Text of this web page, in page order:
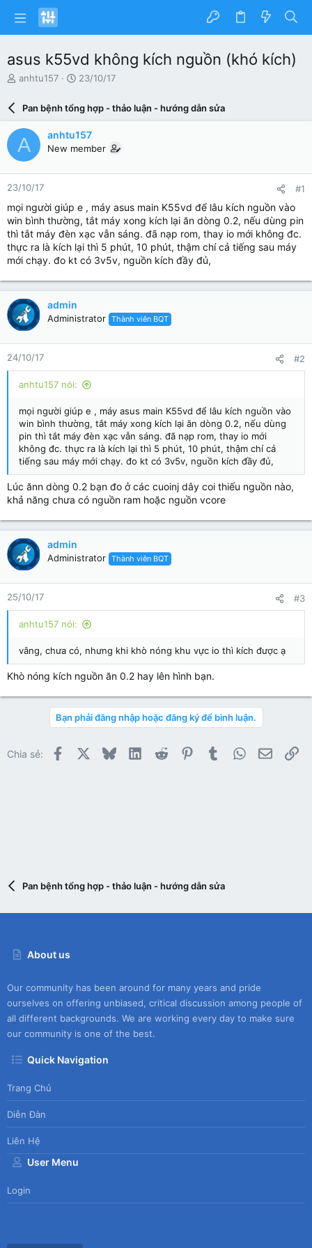
asus k55vd không kích nguồn (khó kích)
N
ư
ờ
i
k
h
ở
i
t
ạ
o
anhtu157
N
y
ử
i
23/10/17
Pan bệnh tổng hợp - thảo luận - hướng dẫn sửa
A anhtu157
New member
23/10/17 #1
mọi người giúp e , máy asus main K55vd để lâu kích nguồn vào
win bình thường, tắt máy xong kích lại ăn dòng 0.2, nếu dùng pin
thì tắt máy đèn xạc vẫn sáng. đã nạp rom, thay io mới không đc.
thực ra là kích lại thì 5 phút, 10 phút, thậm chí cả tiếng sau máy
mới chạy. đo kt có 3v5v, nguồn kích đầy đủ,
admin
Administrator Thành viên BQT
24/10/17 #2
anhtu157 nói:
mọi người giúp e , máy asus main K55vd để lâu kích nguồn vào
win bình thường, tắt máy xong kích lại ăn dòng 0.2, nếu dùng
pin thì tắt máy đèn xạc vẫn sáng. đã nạp rom, thay io mới
không đc. thực ra là kích lại thì 5 phút, 10 phút, thậm chí cả
tiếng sau máy mới chạy. đo kt có 3v5v, nguồn kích đầy đủ,
Lúc ănn dòng 0.2 bạn đo ở các cuoinj dây coi thiếu nguồn nào,
khả năng chưa có nguồn ram hoặc nguồn vcore
admin
Administrator Thành viên BQT
25/10/17 #3
anhtu157 nói:
vâng, chưa có, nhưng khi khò nóng khu vực io thì kích được ạ
Khò nóng kích nguồn ăn 0.2 hay lên hình bạn.
Bạn phải đăng nhập hoặc đăng ký để bình luận.
Chia sẻ: Facebook BlueskyLinkedInReddit PinterestTumblrWhatsApp
Email
Pan bệnh tổng hợp - thảo luận - hướng dẫn sửa
About us
Our community has been around for many years and pride
ourselves on offering unbiased, critical discussion among people of
all different backgrounds. We are working every day to make sure
our community is one of the best.
Quick Navigation
Trang Chủ
Diễn Đàn
Liên Hệ
User Menu
Login